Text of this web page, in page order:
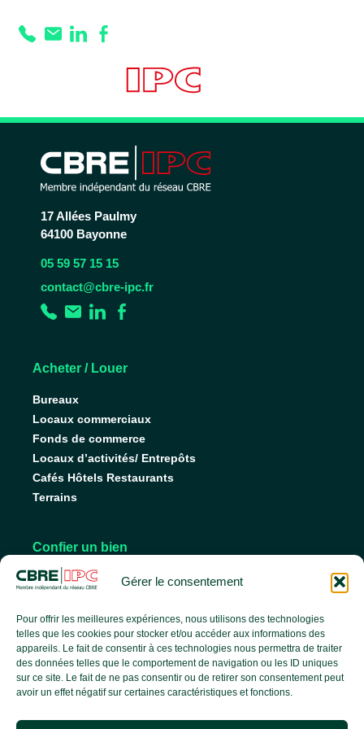
Gérer le consentement
Pour offrir les meilleures expériences, nous utilisons des technologies
telles que les cookies pour stocker et/ou accéder aux informations des
appareils. Le fait de consentir à ces technologies nous permettra de traiter
des données telles que le comportement de navigation ou les ID uniques
sur ce site. Le fait de ne pas consentir ou de retirer son consentement peut
avoir un effet négatif sur certaines caractéristiques et fonctions.
Prestation :
hauteur sous faitage
17 Allées Paulmy
64100 Bayonne
05 59 57 15 15
contact@cbre-ipc.fr
Acheter / Louer
Bureaux
Locaux commerciaux
Fonds de commerce
Locaux d’activités/ Entrepôts
Cafés Hôtels Restaurants
Terrains
Confier un bien
Nos conseils pour vendre
Faire gérer son bien
L’agence
L’équipe
Nos services